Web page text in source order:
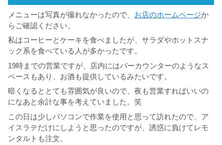
メニューは写真が撮れなかったので、 お店のホームページか
らご確認ください。
私はコーヒーとケーキを食べましたが、サラダやホットスナ
ック系を食べている人が多かったです。
19時までの営業ですが、店内にはバーカウンターのようなス
ペースもあり、お酒も提供しているみたいです。
暗くなるととても雰囲気が良いので、夜も営業すればいいの
になあと余計な事を考えていました。笑
この日は少しパソコンで作業を使用と思って訪れたので、ア
イスラテだけにしようと思ったのですが、誘惑に負けてレモ
ンタルトも注文。